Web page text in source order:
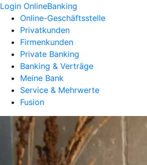
Login OnlineBanking
Online-Geschäftsstelle
Privatkunden
Firmenkunden
Private Banking
Banking & Verträge
Meine Bank
Service & Mehrwerte
Fusion